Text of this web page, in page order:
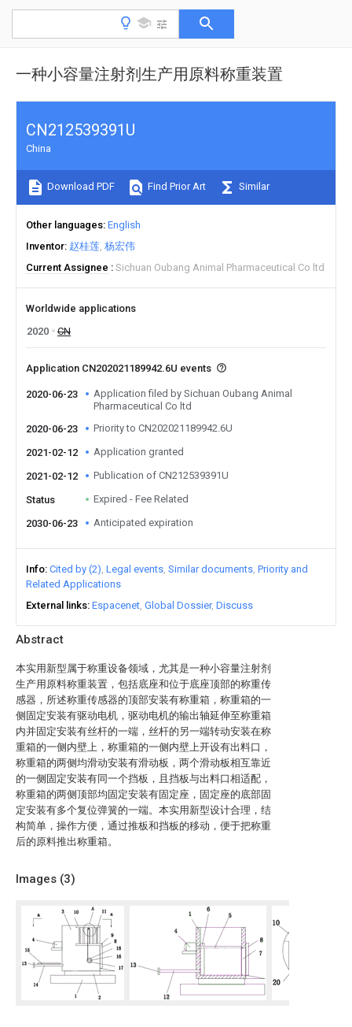
一种小容量注射剂生产用原料称重装置
Abstract
本实用新型属于称重设备领域，尤其是一种小容量注射剂
生产用原料称重装置，包括底座和位于底座顶部的称重传
感器，所述称重传感器的顶部安装有称重箱，称重箱的一
侧固定安装有驱动电机，驱动电机的输出轴延伸至称重箱
内并固定安装有丝杆的一端，丝杆的另一端转动安装在称
重箱的一侧内壁上，称重箱的一侧内壁上开设有出料口，
称重箱的两侧均滑动安装有滑动板，两个滑动板相互靠近
的一侧固定安装有同一个挡板，且挡板与出料口相适配，
称重箱的两侧顶部均固定安装有固定座，固定座的底部固
定安装有多个复位弹簧的一端。本实用新型设计合理，结
构简单，操作方便，通过推板和挡板的移动，便于把称重
后的原料推出称重箱。
Images (3)
CN212539391U
China
Download PDF Find Prior Art Similar
Other languages English
Inventor 赵桂莲 杨宏伟
Current Assignee
Sichuan Oubang Animal Pharmaceutical Co ltd
Worldwide applications
2020
CN
Application CN202021189942.6U events
2020-06-23
Application filed by Sichuan Oubang Animal
Pharmaceutical Co ltd
2020-06-23
Priority to CN202021189942.6U
2021-02-12 Application granted
2021-02-12 Publication of CN212539391U
Status Expired - Fee Related
2030-06-23 Anticipated expiration
Info Cited by (2) Legal events Similar documents Priority and
Related Applications
External links Espacenet Global Dossier Discuss